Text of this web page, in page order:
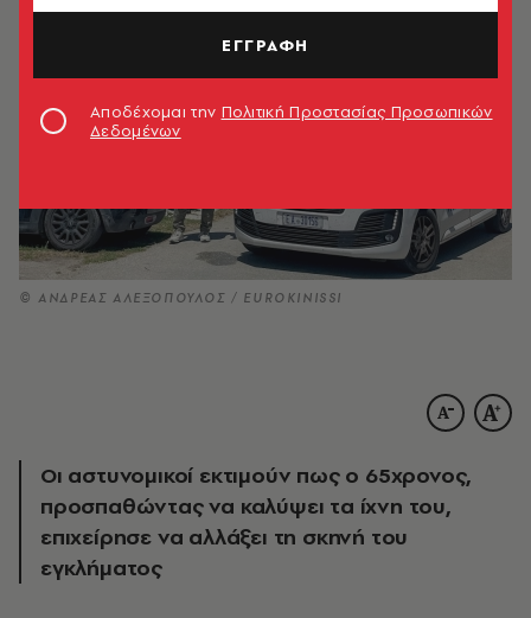
© ΑΝΔΡΕΑΣ ΑΛΕΞΟΠΟΥΛΟΣ / EUROKINISSI
Οι αστυνομικοί εκτιμούν πως ο 65χρονος,
προσπαθώντας να καλύψει τα ίχνη του,
επιχείρησε να αλλάξει τη σκηνή του
εγκλήματος
ΕΓΓΡΑΦΗ
Αποδέχομαι την Πολιτική Προστασίας Προσωπικών
Δεδομένων